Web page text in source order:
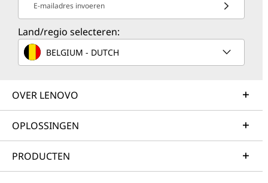
E-mailadres invoeren
Land/regio selecteren:
BELGIUM - DUTCH
OVER LENOVO
OPLOSSINGEN
PRODUCTEN